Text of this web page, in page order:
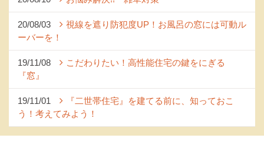
20/08/03
視線を遮り防犯度UP！お風呂の窓には可動ル
ーバーを！
19/11/08
こだわりたい！高性能住宅の鍵をにぎる
『窓』
19/11/01
『二世帯住宅』を建てる前に、知っておこ
う！考えてみよう！